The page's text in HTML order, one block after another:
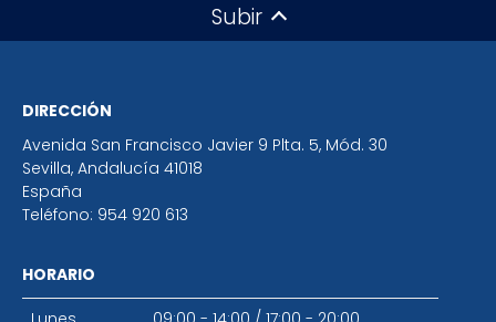
Subir
DIRECCIÓN
Avenida San Francisco Javier 9 Plta. 5, Mód. 30
Sevilla, Andalucía 41018
España
Teléfono: 954 920 613
HORARIO